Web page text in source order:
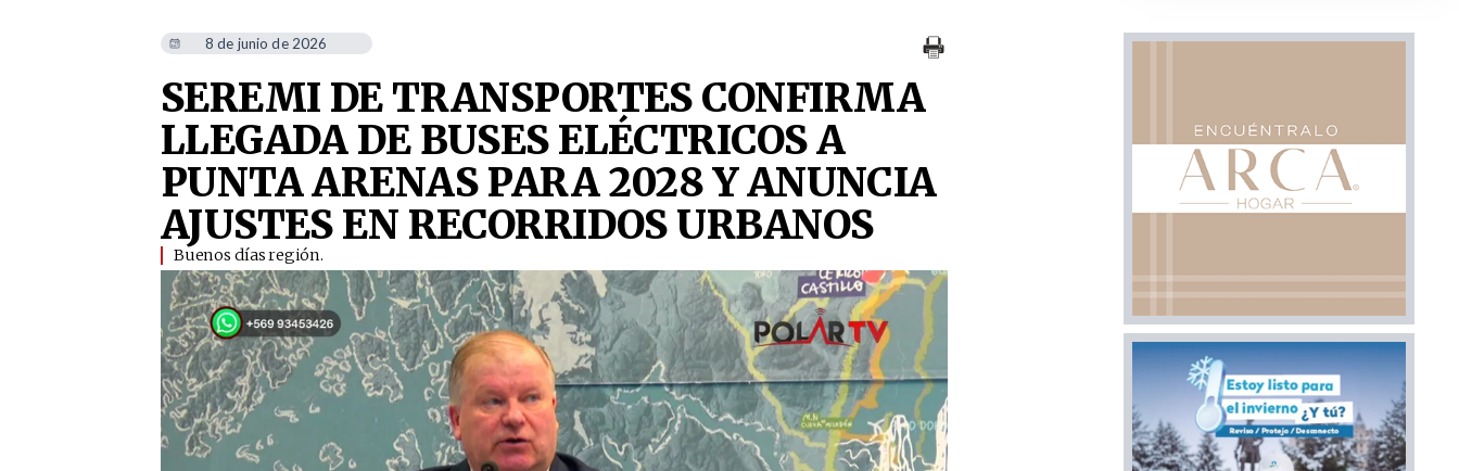
8 de junio de 2026
SEREMI DE TRANSPORTES CONFIRMA
LLEGADA DE BUSES ELÉCTRICOS A
PUNTA ARENAS PARA 2028 Y ANUNCIA
AJUSTES EN RECORRIDOS URBANOS
Buenos días región.